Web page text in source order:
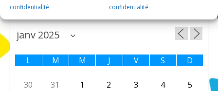
confidentialité
confidentialité
CALENDRIER DES ÉVÈNEMENTS
L M M J V S D
30 31 1 2 3 4 5